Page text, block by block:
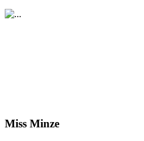
Miss Minze